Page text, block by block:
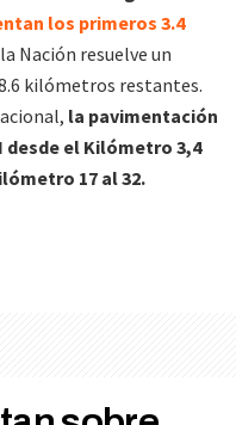
los primeros 3.4
Nación resuelve un
kilómetros restantes.
la pavimentación
desde el Kilómetro 3,4
17 al 32.